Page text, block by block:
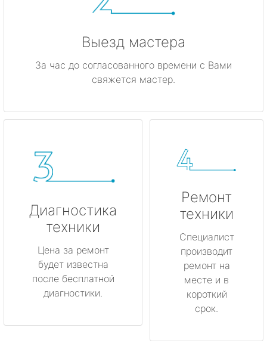
Выезд мастера
За час до согласованного времени с Вами
свяжется мастер.
Диагностика
техники
Цена за ремонт
будет известна
после бесплатной
диагностики.
Ремонт
техники
Специалист
производит
ремонт на
месте и в
короткий
срок.